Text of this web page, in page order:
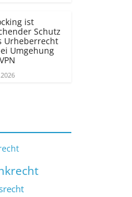
ist
Schutz
Urheberrecht
Umgehung